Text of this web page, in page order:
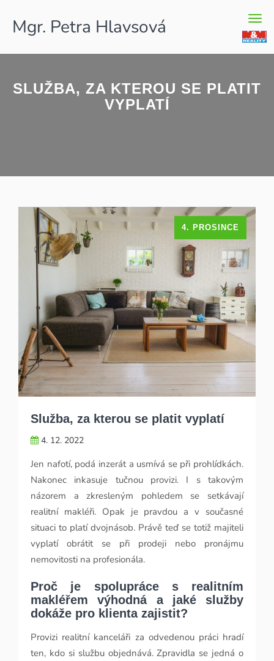
Mgr. Petra Hlavsová
SLUŽBA, ZA KTEROU SE PLATIT
VYPLATÍ
Služba, za kterou se platit vyplatí
4. 12. 2022
4. PROSINCE
Jen nafotí, podá inzerát a usmívá se při prohlídkách.
Nakonec inkasuje tučnou provizi. I s takovým
názorem a zkresleným pohledem se setkávají
realitní makléři. Opak je pravdou a v současné
situaci to platí dvojnásob. Právě teď se totiž majiteli
vyplatí obrátit se při prodeji nebo pronájmu
nemovitosti na profesionála.
Proč je spolupráce s realitním
makléřem výhodná a jaké služby
dokáže pro klienta zajistit?
Provizi realitní kanceláři za odvedenou práci hradí
ten, kdo si službu objednává. Zpravidla se jedná o